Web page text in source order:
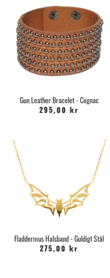
Gun Leather Bracelet - Cognac
295,00 kr
Fladdermus Halsband - Guldigt Stål
275,00 kr